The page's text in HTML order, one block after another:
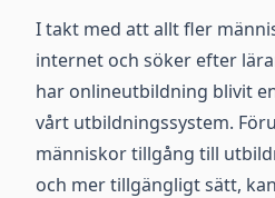
I takt med att allt fler
internet och söker efter
har onlineutbildning blivit
vårt utbildningssystem.
människor tillgång till
och mer tillgängligt sätt,